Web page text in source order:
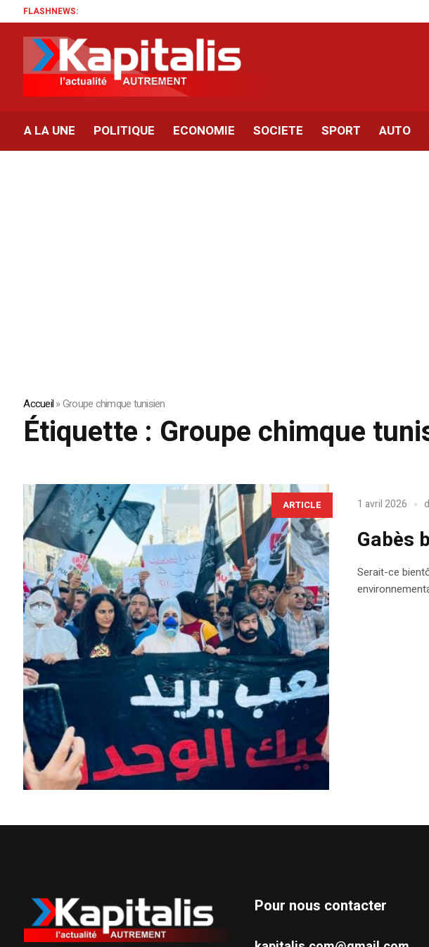
FLASHNEWS:
A LA UNE POLITIQUE ECONOMIE SOCIETE SPORT AUTO
Accueil»Groupe chimque tunisien
Étiquette : Groupe chimque
ARTICLE 1 avril 2026
Gabès
Serait-ce
Pour nous contacter